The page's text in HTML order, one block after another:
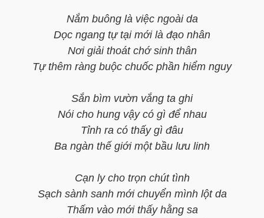
Nắm buông là việc ngoài da
Dọc ngang tự tại mới là đạo nhân
Nơi giải thoát chớ sinh thân
Tự thêm ràng buộc chuốc phần hiểm nguy
Sắn bìm vườn vắng ta ghi
Nói cho hung vậy có gì để nhau
Tỉnh ra có thấy gì đâu
Ba ngàn thế giới một bầu lưu linh
Cạn ly cho trọn chút tình
Sạch sành sanh mới chuyển mình lột da
Thấm vào mới thấy hằng sa